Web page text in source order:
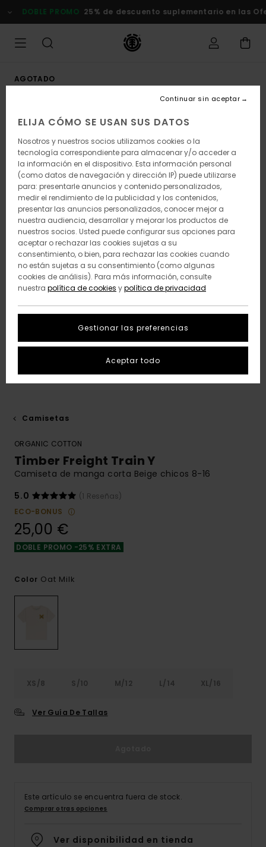
la
DOBLE PROMO 25% de descuento suplementario en las
AGOTADO
Camisetas
ORGANIC COTTON
Timber Freight Train Y
Camiseta de manga corta Beige chicos 8-16
5.0
(1 Reseñas)
ECO-BONUS
25,00 €
DOBLE PROMO -25% EXTRA
Color Oat Milk
XS/8 S/10 M/12 L/14 XL/16
Ver Guía De Tallas
Este artículo se encuentra fuera de stock.
Comprar otras opciones
Ver disponibilidad en tienda
ELIJA CÓMO SE USAN SUS DATOS
Nosotros y nuestros socios utilizamos cookies o la
tecnología correspondiente para almacenar y/o acceder a
la información en el dispositivo. Esta información personal
(como datos de navegación y dirección IP) puede utilizarse
para: presentarle anuncios y contenido personalizados,
medir el rendimiento de la publicidad y los contenidos,
presentar las anuncios personalizados, conocer mejor a
nuestra audiencia, desarrollar y mejorar los productos de
nuestros socios. Usted puede configurar sus opciones para
aceptar o rechazar las cookies sujetas a su
consentimiento, o bien, para rechazar las cookies cuando
no están sujetas a su consentimiento (como algunas
cookies de análisis). Para más información, consulte
nuestra política de cookies ypolítica de privacidad
Gestionar las preferencias
Continuar sin aceptar
Aceptar todo